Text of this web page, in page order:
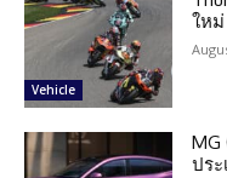
Vehicle
ให
ปร